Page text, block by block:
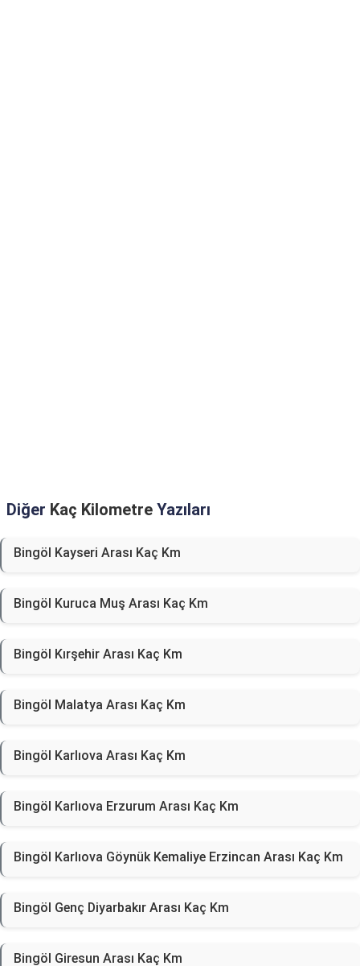
Diğer Kaç Kilometre Yazıları
Bingöl Kayseri Arası Kaç Km
Bingöl Kuruca Muş Arası Kaç Km
Bingöl Kırşehir Arası Kaç Km
Bingöl Malatya Arası Kaç Km
Bingöl Karlıova Arası Kaç Km
Bingöl Karlıova Erzurum Arası Kaç Km
Bingöl Karlıova Göynük Kemaliye Erzincan Arası Kaç Km
Bingöl Genç Diyarbakır Arası Kaç Km
Bingöl Giresun Arası Kaç Km